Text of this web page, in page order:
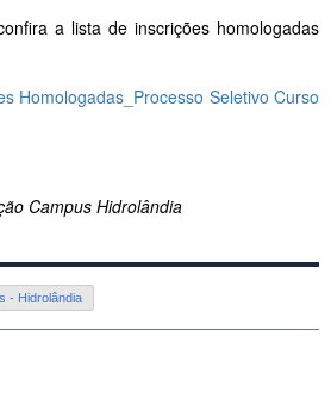
a lista de inscrições homologadas
Homologadas_Processo Seletivo Curso
Campus Hidrolândia
- Hidrolândia